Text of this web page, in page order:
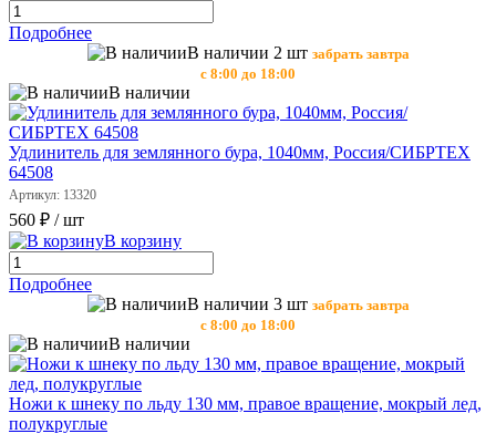
Подробнее
В наличии 2 шт забрать завтра
с 8:00 до 18:00
В наличии
Удлинитель для землянного бура, 1040мм, Россия/СИБРТЕХ
64508
Артикул: 13320
560 ₽ / шт
В корзину
Подробнее
В наличии 3 шт забрать завтра
с 8:00 до 18:00
В наличии
Ножи к шнеку по льду 130 мм, правое вращение, мокрый лед,
полукруглые